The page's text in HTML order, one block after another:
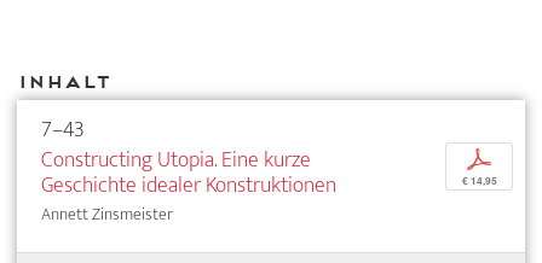
Inhalt
7–43
Constructing Utopia. Eine kurze
Geschichte idealer Konstruktionen
Annett Zinsmeister
p
€ 14,95